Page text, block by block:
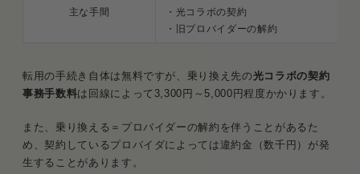
主な手間
・光コラボの契約
・旧プロバイダーの解約
転用の手続き自体は無料ですが、乗り換え先の光コラボの契約
事務手数料は回線によって3,300円～5,000円程度かかります。
また、乗り換える＝プロバイダーの解約を伴うことがあるた
め、契約しているプロバイダによっては違約金（数千円）が発
生することがあります。